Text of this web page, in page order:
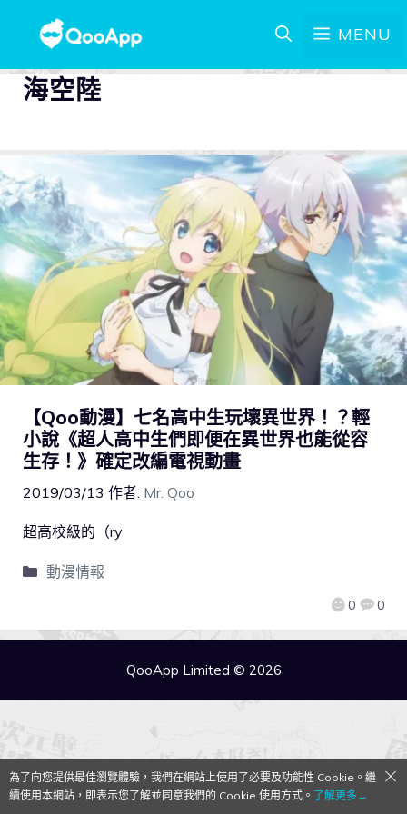
MENU
海空陸
【Qoo動漫】七名高中生玩壞異世界！？輕
小說《超人高中生們即便在異世界也能從容
生存！》確定改編電視動畫
2019/03/13 作者: Mr. Qoo
0 0
超高校級的（ry
動漫情報
QooApp Limited © 2026
為了向您提供最佳瀏覽體驗，我們在網站上使用了必要及功能性 Cookie。繼
續使用本網站，即表示您了解並同意我們的 Cookie 使用方式。 了解更多→